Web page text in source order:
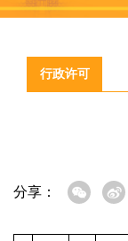
行政许可
分享：